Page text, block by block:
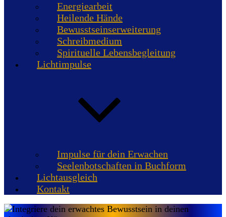
Energiearbeit
Heilende Hände
Bewusstseinserweiterung
Schreibmedium
Spirituelle Lebensbegleitung
Lichtimpulse
Impulse für dein Erwachen
Seelenbotschaften in Buchform
Lichtausgleich
Kontakt